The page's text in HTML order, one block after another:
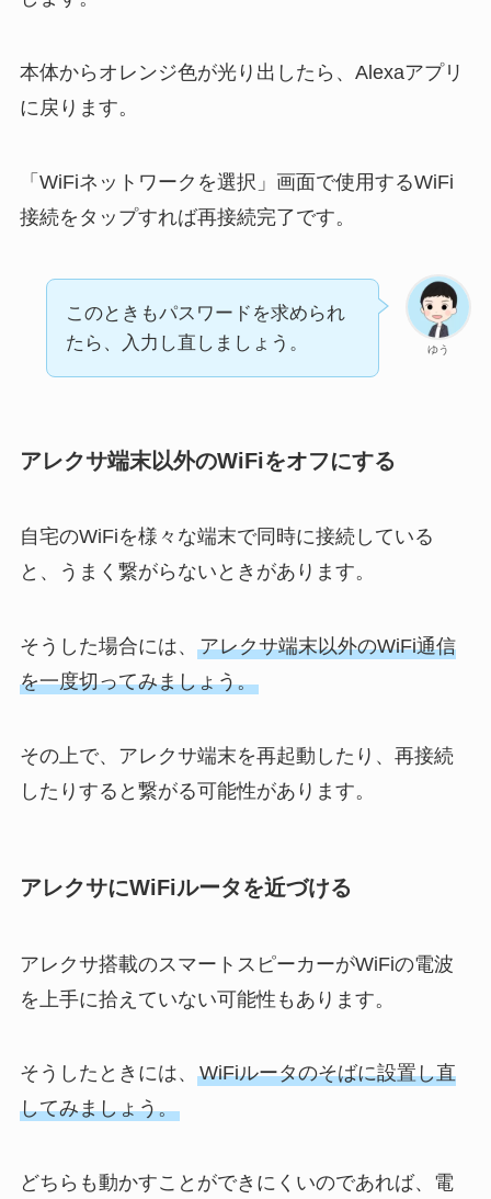
本体からオレンジ色が光り出したら、Alexaアプリ
に戻ります。
「WiFiネットワークを選択」画面で使用するWiFi
接続をタップすれば再接続完了です。
ゆう
このときもパスワードを求められ
たら、入力し直しましょう。
アレクサ端末以外のWiFiをオフにする
自宅のWiFiを様々な端末で同時に接続している
と、うまく繋がらないときがあります。
そうした場合には、 アレクサ端末以外のWiFi通信
を一度切ってみましょう。
その上で、アレクサ端末を再起動したり、再接続
したりすると繋がる可能性があります。
アレクサにWiFiルータを近づける
アレクサ搭載のスマートスピーカーがWiFiの電波
を上手に拾えていない可能性もあります。
そうしたときには、 WiFiルータのそばに設置し直
してみましょう。
どちらも動かすことができにくいのであれば、電